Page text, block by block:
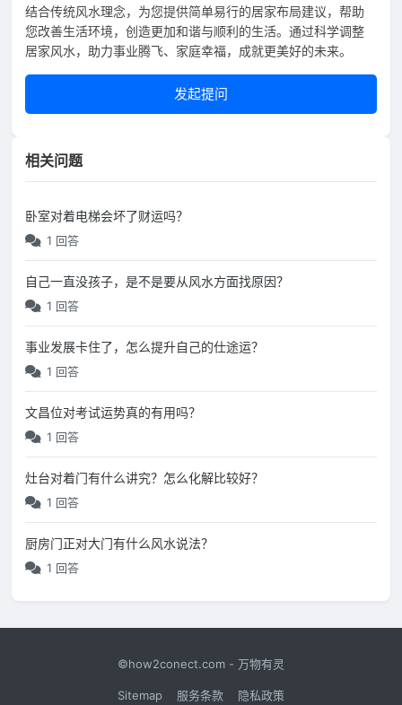
结合传统风水理念，为您提供简单易行的居家布局建议，帮助
您改善生活环境，创造更加和谐与顺利的生活。通过科学调整
居家风水，助力事业腾飞、家庭幸福，成就更美好的未来。
发起提问
相关问题
卧室对着电梯会坏了财运吗？
1 回答
自己一直没孩子，是不是要从风水方面找原因？
1 回答
事业发展卡住了，怎么提升自己的仕途运？
1 回答
文昌位对考试运势真的有用吗？
1 回答
灶台对着门有什么讲究？怎么化解比较好？
1 回答
厨房门正对大门有什么风水说法？
1 回答
©how2conect.com - 万物有灵
Sitemap 服务条款 隐私政策